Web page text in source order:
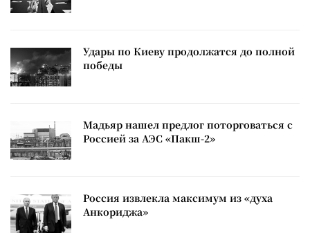
Удары по Киеву продолжатся до полной
победы
Мадьяр нашел предлог поторговаться с
Россией за АЭС «Пакш-2»
Россия извлекла максимум из «духа
Анкориджа»